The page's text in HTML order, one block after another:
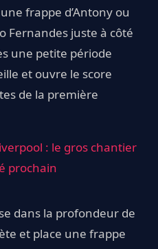
frappe d’Antony ou
Fernandes juste à côté
une petite période
et ouvre le score
de la première
: le gros chantier
prochain
dans la profondeur de
et place une frappe